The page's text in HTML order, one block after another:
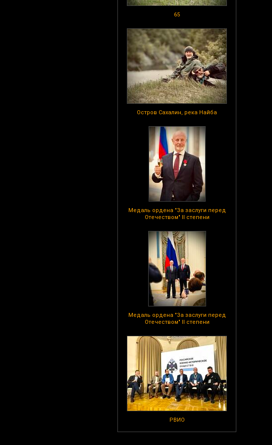
65
Остров Сахалин, река Найба
Медаль ордена "За заслуги перед
Отечеством" II степени
Медаль ордена "За заслуги перед
Отечеством" II степени
РВИО